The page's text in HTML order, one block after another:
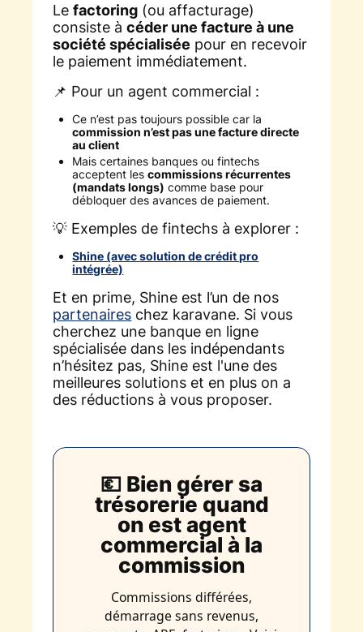
Lefactoring (ou affacturage)
consiste àcéder une facture à une
société spécialisée pour en recevoir
le paiement immédiatement.
📌 Pour un agent commercial :
Ce n’est pas toujours possible car la
commission n’est pas une facture directe
au client
Mais certaines banques ou fintechs
acceptent lescommissions récurrentes
(mandats longs) comme base pour
débloquer des avances de paiement.
💡 Exemples de fintechs à explorer :
Shine (avec solution de crédit pro
intégrée)
Et en prime, Shine est l’un de nos
partenaires chez karavane. Si vous
cherchez une banque en ligne
spécialisée dans les indépendants
n’hésitez pas, Shine est l'une des
meilleures solutions et en plus on a
des réductions à vous proposer.
💶 Bien gérer sa
trésorerie quand
on est agent
commercial à la
commission
Commissions différées,
démarrage sans revenus,